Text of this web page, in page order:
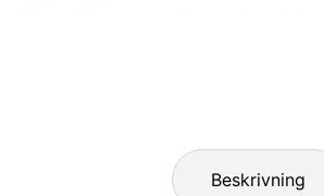
Beskrivning